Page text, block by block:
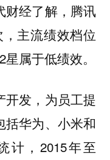
财经了解，腾讯
主流绩效档位
属于低绩效。
开发，为员工提
华为、小米和
计，2015年至